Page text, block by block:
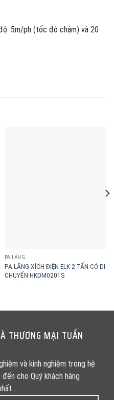
5m/ph (tốc độ chậm) và 20
PA LĂNG
PA LĂNG XÍCH ĐIỆN ELK 2 TẤN CÓ DI
CHUYỂN HKDM0201S
THƯƠNG MẠI TUẤN
và kinh nghiệm trong hệ
cho Quý khách hàng